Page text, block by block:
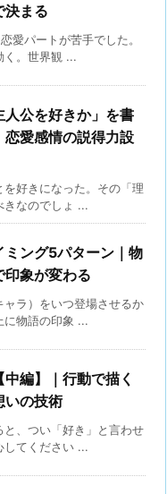
決まる
愛パートが苦手でした。
く。世界観 ...
人公を好きか」を書
恋愛感情の説得力設
好きになった。その「理
きなのでしょ ...
ミング5パターン｜物
印象が変わる
ャラ）をいつ登場させるか
物語の印象 ...
編】｜行動で描く
いの技術
、つい「好き」と言わせ
してください ...